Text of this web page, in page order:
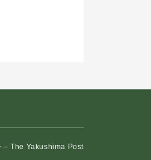
– The Yakushima Post